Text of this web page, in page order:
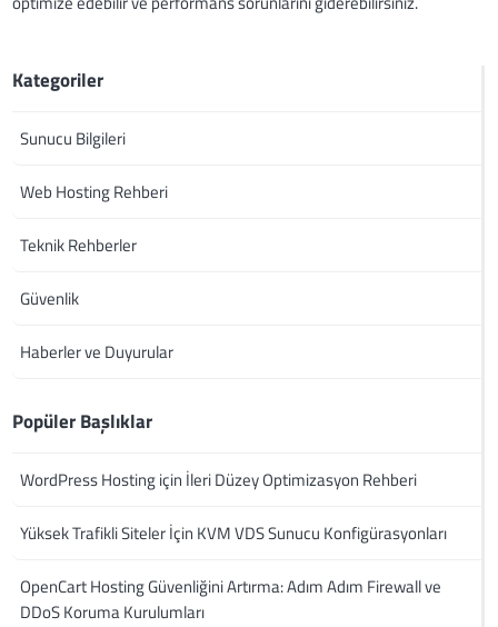
Kategoriler
Sunucu Bilgileri
Web Hosting Rehberi
Teknik Rehberler
Güvenlik
Haberler ve Duyurular
Popüler Başlıklar
WordPress Hosting için İleri Düzey Optimizasyon Rehberi
Yüksek Trafikli Siteler İçin KVM VDS Sunucu Konfigürasyonları
OpenCart Hosting Güvenliğini Artırma: Adım Adım Firewall ve
DDoS Koruma Kurulumları